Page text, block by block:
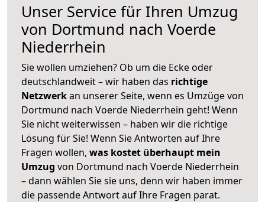
Unser Service für Ihren Umzug
von Dortmund nach Voerde
Niederrhein
Sie wollen umziehen? Ob um die Ecke oder
deutschlandweit – wir haben das richtige
Netzwerkan unserer Seite, wenn es Umzüge von
Dortmund nach Voerde Niederrhein geht! Wenn
Sie nicht weiterwissen – haben wir die richtige
Lösung für Sie! Wenn Sie Antworten auf Ihre
Fragen wollen, was kostet überhaupt mein
Umzug von Dortmund nach Voerde Niederrhein
– dann wählen Sie sie uns, denn wir haben immer
die passende Antwort auf Ihre Fragen parat.